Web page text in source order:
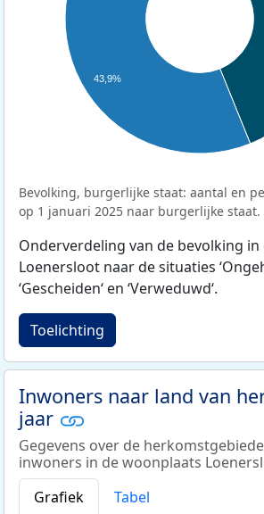
43,9%
Bevolking, burgerlijke staat: aantal en
op 1 januari 2025 naar burgerlijke staat.
Onderverdeling van de bevolking
Loenersloot naar de situaties
‘Gescheiden‘ en ‘Verweduwd‘.
Toelichting
Inwoners naar land van
jaar
Gegevens over de
inwoners in de woonplaats
Grafiek
Tabel